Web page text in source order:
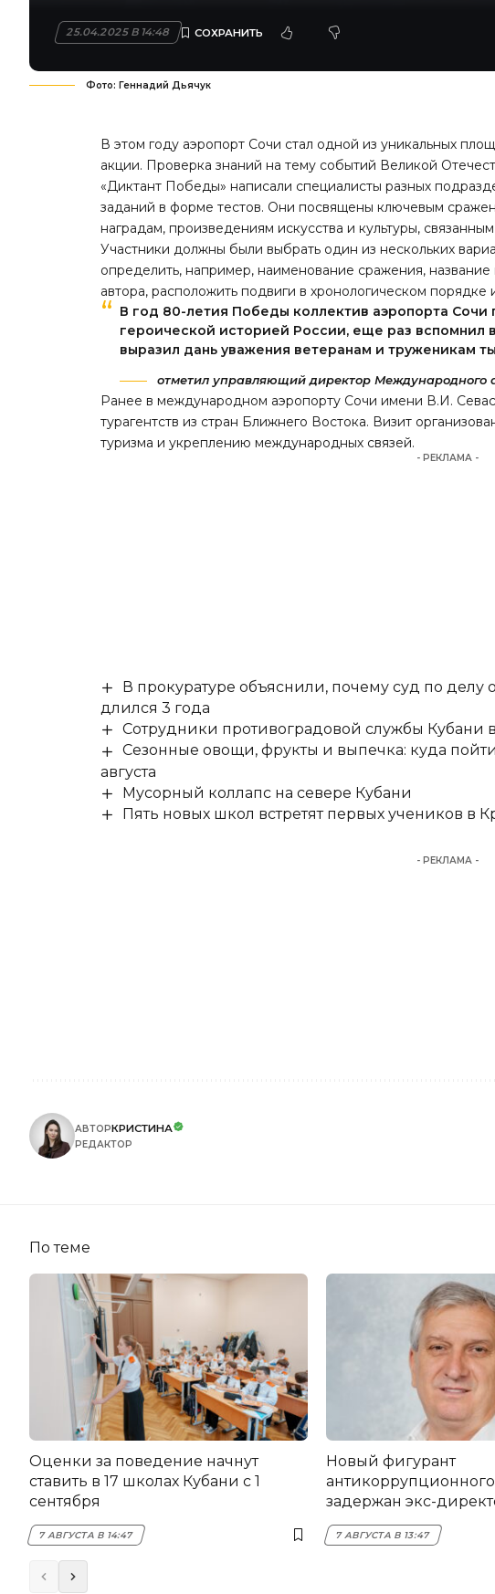
25.04.2025 В 14:48
Фото: Геннадий Дьячук
В этом году аэропорт Сочи стал одной из уникальных
акции. Проверка знаний на тему событий Великой
«Диктант Победы» написали специалисты разных
заданий в форме тестов. Они посвящены ключевым
наградам, произведениям искусства и культуры,
Участники должны были выбрать один из нескольких
определить, например, наименование сражения,
автора, расположить подвиги в хронологическом порядке
В год 80-летия Победы коллектив аэропорта Сочи
героической историей России, еще раз вспомнил
выразил дань уважения ветеранам и труженикам
отметил управляющий директор Международного
Ранее в международном аэропорту Сочи имени В.И.
турагентств из стран Ближнего Востока. Визит
туризма и укреплению международных связей.
- РЕКЛАМА -
В прокуратуре объяснили, почему суд по делу
длился 3 года
Сотрудники противоградовой службы Кубани
Сезонные овощи, фрукты и выпечка: куда
августа
Мусорный коллапс на севере Кубани
Пять новых школ встретят первых учеников в
- РЕКЛАМА -
АВТОРКРИСТИНА
РЕДАКТОР
По теме
Оценки за поведение начнут
ставить в 17 школах Кубани с 1
сентября
7 АВГУСТА В 14:47
Новый фигурант
задержан экс-
НЭСК Крымска
7 АВГУСТА В 13:47